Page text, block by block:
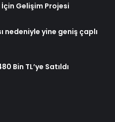
Gelişim Projesi
nedeniyle yine geniş çaplı
Bin TL’ye Satıldı